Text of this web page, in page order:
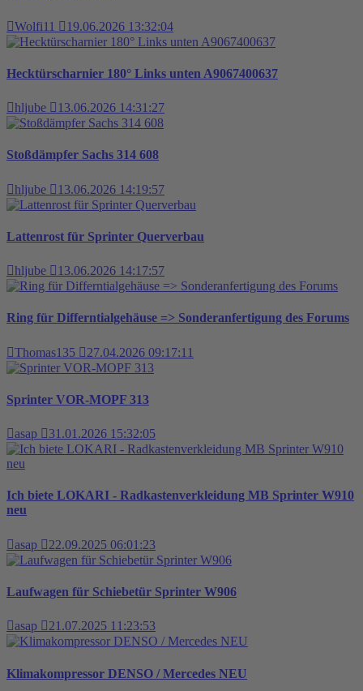
Wolfi11 19.06.2026 13:32:04
Hecktürscharnier 180° Links unten A9067400637
hljube 13.06.2026 14:31:27
Stoßdämpfer Sachs 314 608
hljube 13.06.2026 14:19:57
Lattenrost für Sprinter Querverbau
hljube 13.06.2026 14:17:57
Ring für Differntialgehäuse => Sonderanfertigung des Forums
Thomas135 27.04.2026 09:17:11
Sprinter VOR-MOPF 313
asap 31.01.2026 15:32:05
Ich biete LOKARI - Radkastenverkleidung MB Sprinter W910
neu
asap 22.09.2025 06:01:23
Laufwagen für Schiebetür Sprinter W906
asap 21.07.2025 11:23:53
Klimakompressor DENSO / Mercedes NEU